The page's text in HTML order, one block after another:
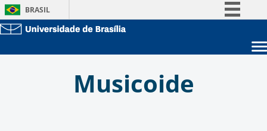
BRASIL
Acesso à informação
Musicoide